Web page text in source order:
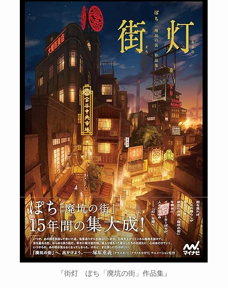
『街灯 ぽち「廃坑の街」作品集』